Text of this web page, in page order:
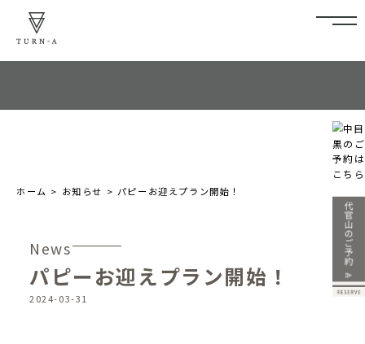
ホーム > お知らせ > パピーお迎えプラン開始！
News
パピーお迎えプラン開始！
2024-03-31